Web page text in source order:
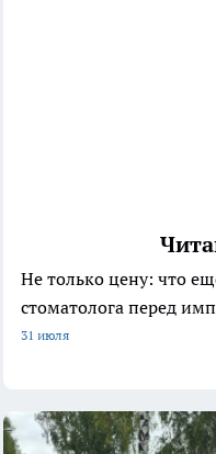
Не только цену: что
стоматолога перед
31 июля